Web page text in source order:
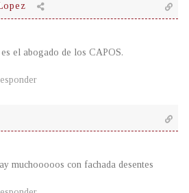
el abogado de los CAPOS.
muchooooos con fachada desentes